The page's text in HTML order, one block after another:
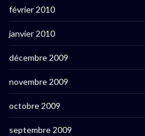
février 2010
janvier 2010
décembre 2009
novembre 2009
octobre 2009
septembre 2009